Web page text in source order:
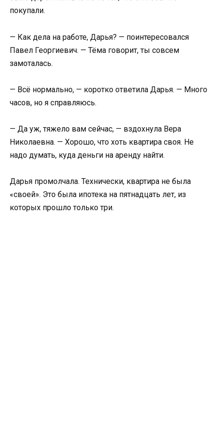
покупали.
— Как дела на работе, Дарья? — поинтересовался
Павел Георгиевич. — Тёма говорит, ты совсем
замоталась.
— Всё нормально, — коротко ответила Дарья. — Много
часов, но я справляюсь.
— Да уж, тяжело вам сейчас, — вздохнула Вера
Николаевна. — Хорошо, что хоть квартира своя. Не
надо думать, куда деньги на аренду найти.
Дарья промолчала. Технически, квартира не была
«своей». Это была ипотека на пятнадцать лет, из
которых прошло только три.